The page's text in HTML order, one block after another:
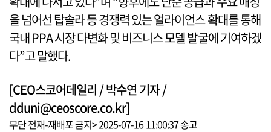
을 넘어선 탑솔라 등 경쟁력 있는 얼라이언스 확대를 통해
국내 PPA 시장 다변화 및 비즈니스 모델 발굴에 기여하겠
다”고 말했다.
[CEO스코어데일리 / 박수연 기자 /
dduni@ceoscore.co.kr]
무단 전재-재배포 금지> 2025-07-16 11:00:37 송고